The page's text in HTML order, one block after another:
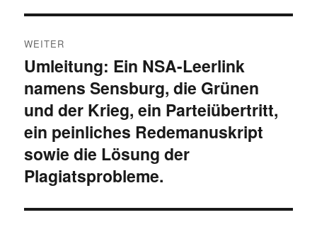
WEITER
Nächster
Beitrag:
Umleitung: Ein NSA-Leerlink
namens Sensburg, die Grünen
und der Krieg, ein Parteiübertritt,
ein peinliches Redemanuskript
sowie die Lösung der
Plagiatsprobleme.